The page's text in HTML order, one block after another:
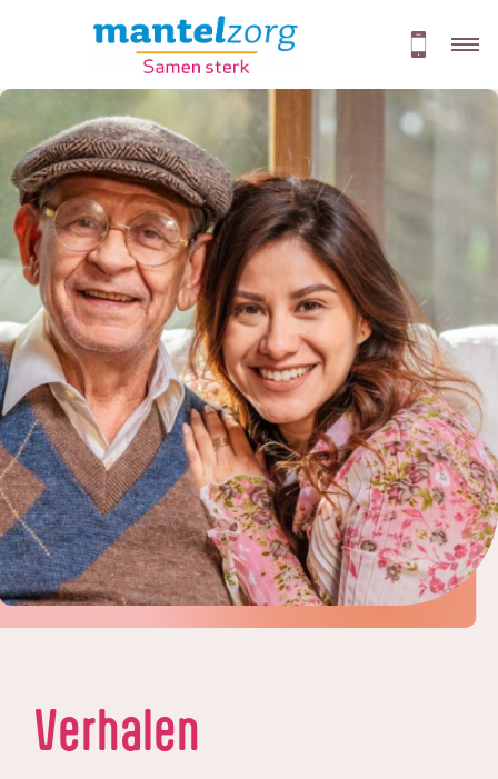
Verhalen